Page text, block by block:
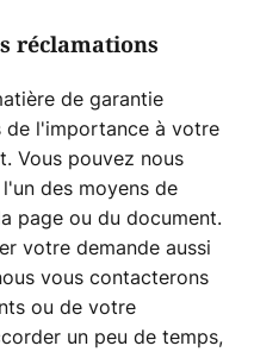
réclamations
de garantie
de l'importance à votre
Vous pouvez nous
des moyens de
page ou du document.
votre demande aussi
vous contacterons
ou de votre
un peu de temps,